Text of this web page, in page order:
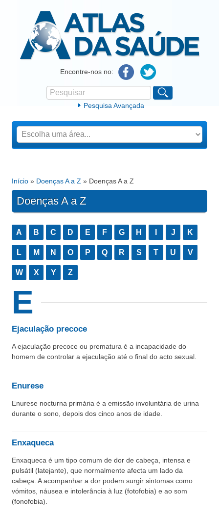
Atlas da SaúdeEncontre-nos no:
Formulário de procura
Pesquisar
Pesquisa Avançada
Está aqui
Início » Doenças A a Z » Doenças A a Z
Doenças A a Z
A B C D E F G H J K
L M N O P Q R S T U V
W X Y Z
E
Ejaculação precoce
A ejaculação precoce ou prematura é a incapacidade do
homem de controlar a ejaculação até o final do acto sexual.
Enurese
Enurese nocturna primária é a emissão involuntária de urina
durante o sono, depois dos cinco anos de idade.
Enxaqueca
Enxaqueca é um tipo comum de dor de cabeça, intensa e
pulsátil (latejante), que normalmente afecta um lado da
cabeça. A acompanhar a dor podem surgir sintomas como
vómitos, náusea e intolerância à luz (fotofobia) e ao som
(fonofobia).